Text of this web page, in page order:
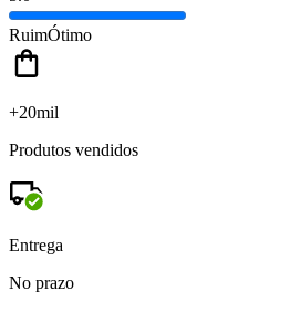
RuimÓtimo
+20mil
Produtos vendidos
Entrega
No prazo